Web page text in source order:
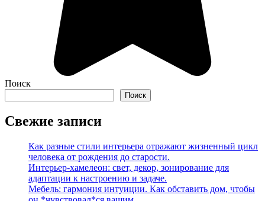
Поиск
Поиск
Свежие записи
Как разные стили интерьера отражают жизненный цикл
человека от рождения до старости.
Интерьер-хамелеон: свет, декор, зонирование для
адаптации к настроению и задаче.
Мебель: гармония интуиции. Как обставить дом, чтобы